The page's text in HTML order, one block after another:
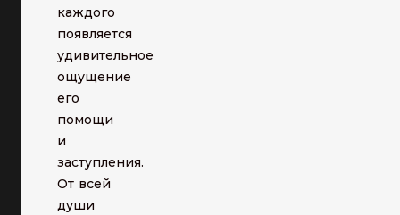
каждого
появляется
удивительное
ощущение
его
помощи
и
заступления.
От всей
души